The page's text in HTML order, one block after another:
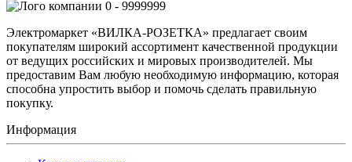
0 - 9999999
Электромаркет «ВИЛКА-РОЗЕТКА» предлагает своим
покупателям широкий ассортимент качественной продукции
от ведущих российских и мировых производителей. Мы
предоставим Вам любую необходимую информацию, которая
способна упростить выбор и помочь сделать правильную
покупку.
Информация